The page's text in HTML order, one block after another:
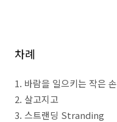
차례
1. 바람을 일으키는 작은 손
2. 살고지고
3. 스트랜딩 Stranding